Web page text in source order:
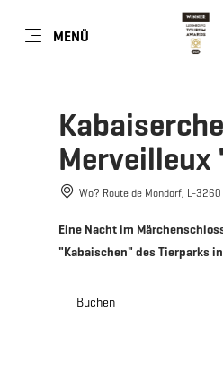
MENÜ
DE
Merveilleux
Wo? Route de Mondorf, L-
Eine Nacht im
"Kabaischen" des Tierparks
Buchen